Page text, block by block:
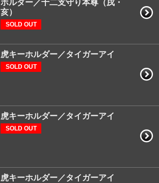
ホルダー／十二支守り本尊（戌・
亥）
SOLD OUT
虎キーホルダー／タイガーアイ
SOLD OUT
虎キーホルダー／タイガーアイ
SOLD OUT
虎キーホルダー／タイガーアイ